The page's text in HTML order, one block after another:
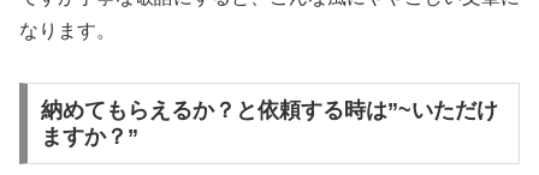
なります。
納めてもらえるか？と依頼する時は”~いただけ
ますか？”